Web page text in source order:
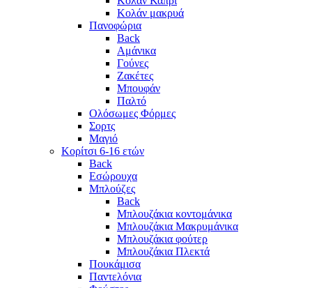
Κολάν μακρυά
Πανοφώρια
Back
Αμάνικα
Γούνες
Ζακέτες
Μπουφάν
Παλτό
Ολόσωμες Φόρμες
Σορτς
Μαγιό
Κορίτσι 6-16 ετών
Back
Εσώρουχα
Μπλούζες
Back
Μπλουζάκια κοντομάνικα
Μπλουζάκια Μακρυμάνικα
Μπλουζάκια φούτερ
Μπλουζάκια Πλεκτά
Πουκάμισα
Παντελόνια